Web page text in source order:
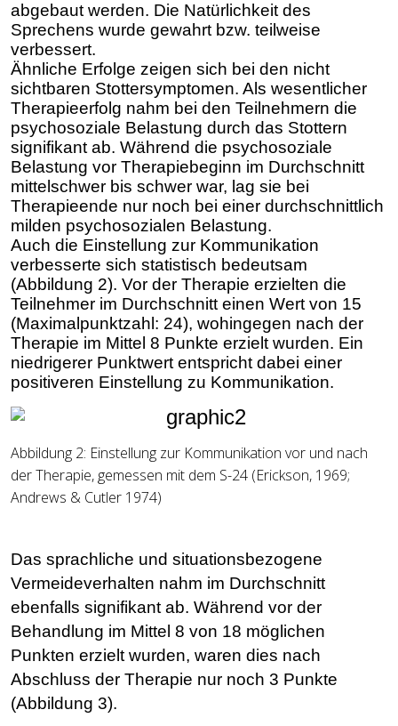
abgebaut werden. Die Natürlichkeit des
Sprechens wurde gewahrt bzw. teilweise
verbessert.
Ähnliche Erfolge zeigen sich bei den nicht
sichtbaren Stottersymptomen. Als wesentlicher
Therapieerfolg nahm bei den Teilnehmern die
psychosoziale Belastung durch das Stottern
signifikant ab. Während die psychosoziale
Belastung vor Therapiebeginn im Durchschnitt
mittelschwer bis schwer war, lag sie bei
Therapieende nur noch bei einer durchschnittlich
milden psychosozialen Belastung.
Auch die Einstellung zur Kommunikation
verbesserte sich statistisch bedeutsam
(Abbildung 2). Vor der Therapie erzielten die
Teilnehmer im Durchschnitt einen Wert von 15
(Maximalpunktzahl: 24), wohingegen nach der
Therapie im Mittel 8 Punkte erzielt wurden. Ein
niedrigerer Punktwert entspricht dabei einer
positiveren Einstellung zu Kommunikation.
Abbildung 2: Einstellung zur Kommunikation vor und nach
der Therapie, gemessen mit dem S-24 (Erickson, 1969;
Andrews & Cutler 1974)
Das sprachliche und situationsbezogene
Vermeideverhalten nahm im Durchschnitt
ebenfalls signifikant ab. Während vor der
Behandlung im Mittel 8 von 18 möglichen
Punkten erzielt wurden, waren dies nach
Abschluss der Therapie nur noch 3 Punkte
(Abbildung 3).